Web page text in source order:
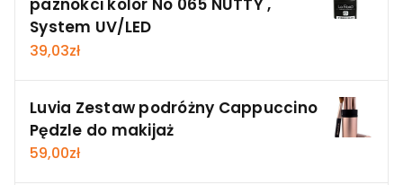
paznokci kolor No 065 NUTTY ,
System UV/LED
39,03zł
Luvia Zestaw podróżny Cappuccino
Pędzle do makijaż
59,00zł